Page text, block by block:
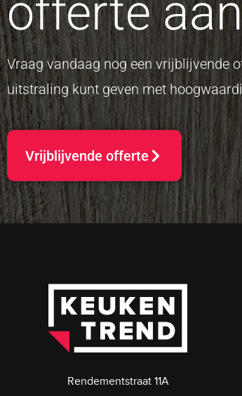
offerte aan
Vraag vandaag nog een vrijblijvende
uitstraling kunt geven met
Vrijblijvende offerte
Rendementstraat 11A